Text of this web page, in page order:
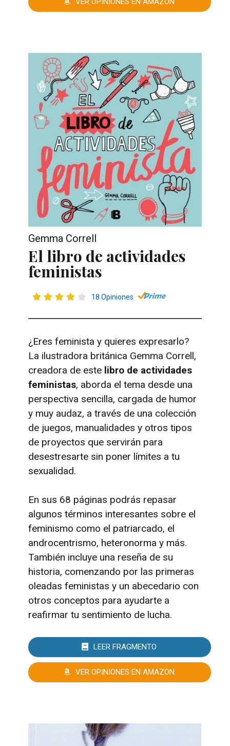
Gemma Correll
El libro de actividades
feministas
18 Opiniones
¿Eres feminista y quieres expresarlo?
La ilustradora británica Gemma Correll,
creadora de este libro de actividades
feministas, aborda el tema desde una
perspectiva sencilla, cargada de humor
y muy audaz, a través de una colección
de juegos, manualidades y otros tipos
de proyectos que servirán para
desestresarte sin poner límites a tu
sexualidad.
En sus 68 páginas podrás repasar
algunos términos interesantes sobre el
feminismo como el patriarcado, el
androcentrismo, heteronorma y más.
También incluye una reseña de su
historia, comenzando por las primeras
oleadas feministas y un abecedario con
otros conceptos para ayudarte a
reafirmar tu sentimiento de lucha.
LEER FRAGMENTO
VER OPINIONES EN AMAZON